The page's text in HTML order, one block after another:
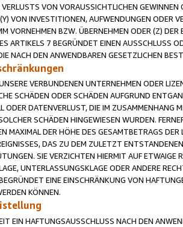
VON VORAUSSICHTLICHEN
VON INVESTITIONEN, AUFWENDUNGEN ODER
VORNEHMEN BZW. ÜBERNEHMEN ODER (Z)
ARTIKELS 7 BEGRÜNDET EINEN AUSSCHLUSS
NACH DEN ANWENDBAREN GESETZLICHEN
VERBUNDENEN UNTERNEHMEN ODER
SCHÄDEN ODER SCHÄDEN AUFGRUND
ODER DATENVERLUST, DIE IM ZUSAMMENHANG
SCHÄDEN HINGEWIESEN WURDEN.
MAXIMAL DER HÖHE DES GESAMTBETRAGS
DAS ZU DEM ZULETZT
SIE VERZICHTEN HIERMIT AUF
UNTERLASSUNGSKLAGE ODER ANDERE
EINE EINSCHRÄNKUNG VON
KÖNNEN.
EIN HAFTUNGSAUSSCHLUSS NACH DEN